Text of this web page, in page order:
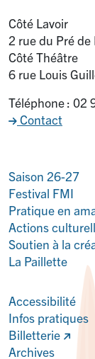
Côté Lavoir
2 rue du Pré
Côté Théâtre
6 rue Louis
Téléphone : 02
Contact
Saison 26-27
Festival FMI
Pratique en
Actions
Soutien à la
La Paillette
Accessibilité
Infos pratiques
Billetterie
Archives